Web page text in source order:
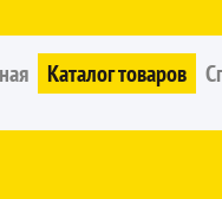
Каталог товаров